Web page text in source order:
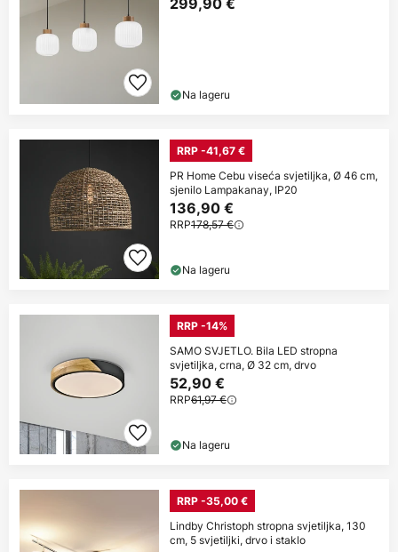
299,90 €
Na lageru
RRP -41,67 €
PR Home Cebu viseća svjetiljka, Ø 46 cm,
sjenilo Lampakanay, IP20
136,90 €
RRP178,57 €
Na lageru
RRP -14%
SAMO SVJETLO. Bila LED stropna
svjetiljka, crna, Ø 32 cm, drvo
52,90 €
RRP61,97 €
Na lageru
RRP -35,00 €
Lindby Christoph stropna svjetiljka, 130
cm, 5 svjetiljki, drvo i staklo